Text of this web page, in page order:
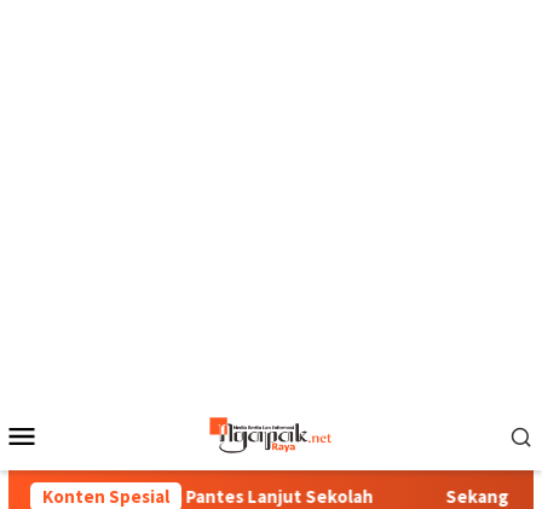
Mobile
Konten Spesial
Bunga Ora Pantes Lanjut Sekolah Sekang Sisa